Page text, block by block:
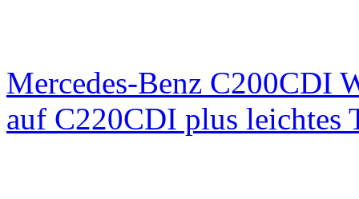
Mercedes-Benz C200CDI
auf C220CDI plus